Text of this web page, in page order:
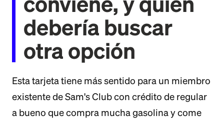
debería buscar
otra opción
Esta tarjeta tiene más sentido para un miembro
existente de Sam's Club con crédito de regular
a bueno que compra mucha gasolina y come